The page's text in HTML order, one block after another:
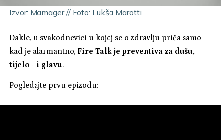
Izvor: Mamager // Foto: Lukša Marotti
Dakle, u svakodnevici u kojoj se o zdravlju priča samo
kad je alarmantno, Fire Talk je preventiva za dušu,
tijelo - i glavu.
Pogledajte prvu epizodu: